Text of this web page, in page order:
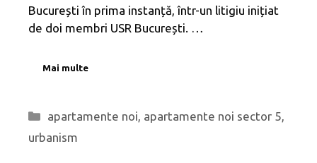
București în prima instanță, într-un litigiu inițiat
de doi membri USR București. …
Mai multe
Categorii
apartamente noi, apartamente noi sector 5,
urbanism